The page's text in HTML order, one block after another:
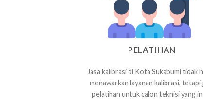
PELATIHAN
Jasa kalibrasi di Kota Sukabumi tidak
menawarkan layanan kalibrasi, tetapi
pelatihan untuk calon teknisi yang